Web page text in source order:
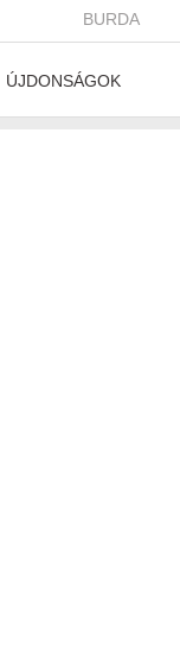
BURDA
ÚJDONSÁGOK